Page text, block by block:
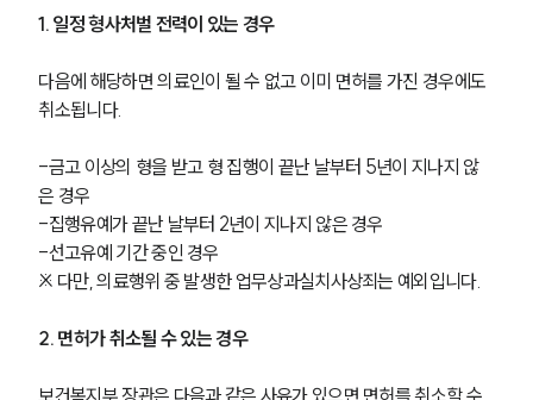
1. 일정 형사처벌 전력이 있는 경우
다음에 해당하면 의료인이 될 수 없고 이미 면허를 가진 경우에도
취소됩니다.
-금고 이상의 형을 받고 형 집행이 끝난 날부터 5년이 지나지 않
은 경우
-집행유예가 끝난 날부터 2년이 지나지 않은 경우
-선고유예 기간 중인 경우
※ 다만, 의료행위 중 발생한 업무상과실치사상죄는 예외입니다.
2. 면허가 취소될 수 있는 경우